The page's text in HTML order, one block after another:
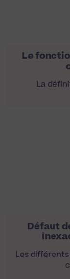
Le
La
Défaut
Les